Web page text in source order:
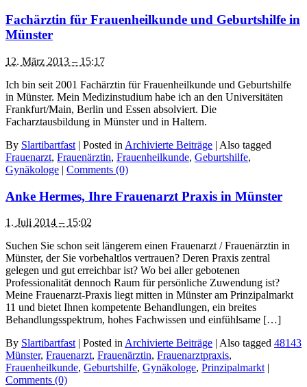
Fachärztin für Frauenheilkunde und Geburtshilfe in
Münster
12. März 2013 – 15:17
Ich bin seit 2001 Fachärztin für Frauenheilkunde und Geburtshilfe
in Münster. Mein Medizinstudium habe ich an den Universitäten
Frankfurt/Main, Berlin und Essen absolviert. Die
Facharztausbildung in Münster und in Haltern.
By Slartibartfast | Posted in Archivierte Beiträge | Also tagged
Frauenarzt, Frauenärztin, Frauenheilkunde, Geburtshilfe,
Gynäkologe | Comments (0)
Anke Hermes, Ihre Frauenarzt Praxis in Münster
1. Juli 2014 – 15:02
Suchen Sie schon seit längerem einen Frauenarzt / Frauenärztin in
Münster, der Sie vorbehaltlos vertrauen? Deren Praxis zentral
gelegen und gut erreichbar ist? Wo bei aller gebotenen
Professionalität dennoch Raum für persönliche Zuwendung ist?
Meine Frauenarzt-Praxis liegt mitten in Münster am Prinzipalmarkt
11 und bietet Ihnen kompetente Behandlungen, ein breites
Behandlungsspektrum, hohes Fachwissen und einfühlsame […]
By Slartibartfast | Posted inArchivierte Beiträge | Also tagged 48143
Münster, Frauenarzt, Frauenärztin, Frauenarztpraxis,
Frauenheilkunde, Geburtshilfe, Gynäkologe, Prinzipalmarkt |
Comments (0)